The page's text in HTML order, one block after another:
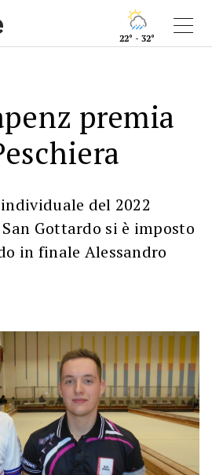
22° - 32°
premia
del 2022
Gottardo si è imposto
in finale Alessandro